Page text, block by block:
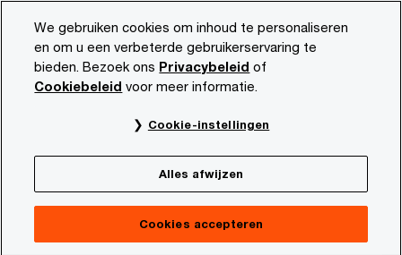
content
footer
PwC NL Onze organisatie Diversiteit
Connected Cultures
We gebruiken cookies om inhoud te personaliseren
en om u een verbeterde gebruikerservaring te
bieden. Bezoek ons Privacybeleid of
Cookiebeleid voor meer informatie.
Cookie-instellingen
Alles afwijzen
Cookies accepteren